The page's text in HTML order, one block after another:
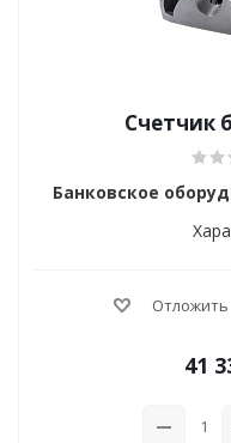
Счетчик
Банковское
Отложить
41